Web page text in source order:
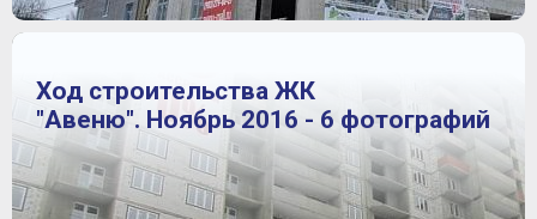
Ход строительства ЖК
"Авеню". Ноябрь 2016 - 6 фотографий